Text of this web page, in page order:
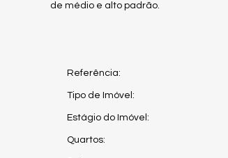
de médio e alto padrão.
Referência:
Tipo de Imóvel:
Estágio do Imóvel:
Quartos: